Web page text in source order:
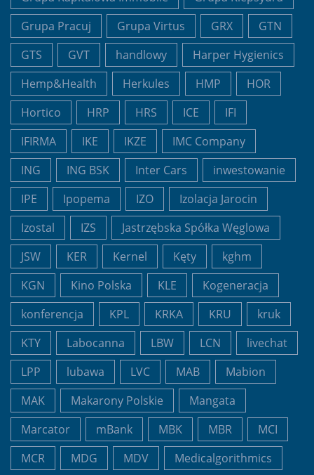
Grupa Pracuj
Grupa Virtus GRX
GTN
GTS
GVT handlowy
Harper Hygienics
Hemp&Health
Herkules HMP
HOR
Hortico
HRP HRS ICE
IFI
IFIRMA
IKE IKZE
IMC Company
ING
ING BSK Inter Cars
inwestowanie
IPE
Ipopema IZO
Izolacja Jarocin
Izostal
IZS
Jastrzębska Spółka Węglowa
JSW
KER Kernel Kęty
kghm
KGN
Kino Polska KLE
Kogeneracja
konferencja
KPL KRKA KRU
kruk
KTY
Labocanna LBW LCN
livechat
LPP
lubawa LVC MAB
Mabion
MAK
Makarony Polskie
Mangata
Marcator
mBank MBK MBR
MCI
MCR
MDG MDV
Medicalgorithmics